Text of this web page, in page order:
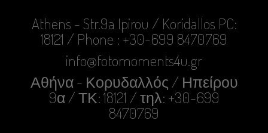
Athens - Str.9a Ipirou / Koridallos PC:
18121 / Phone : +30-699 8470769
info@fotomoments4u.gr
Αθήνα - Κορυδαλλός / Ηπείρου
9α / ΤΚ: 18121 / τηλ: +30-699
8470769